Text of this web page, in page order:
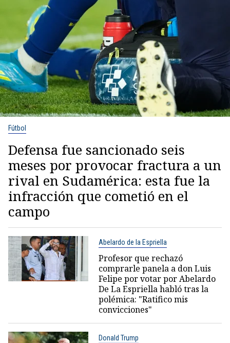
Fútbol
Defensa fue sancionado seis
meses por provocar fractura a un
rival en Sudamérica: esta fue la
infracción que cometió en el
campo
Abelardo de la Espriella
Profesor que rechazó
comprarle panela a don Luis
Felipe por votar por Abelardo
De La Espriella habló tras la
polémica: "Ratifico mis
convicciones"
Donald Trump